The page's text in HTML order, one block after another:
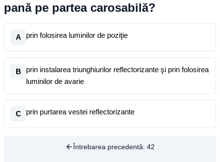
pană pe partea carosabilă?
A prin folosirea luminilor de poziţie
B
prin instalarea triunghiurilor reflectorizante şi prin folosirea
luminilor de avarie
C prin purtarea vestei reflectorizante
Întrebarea precedentă: 42